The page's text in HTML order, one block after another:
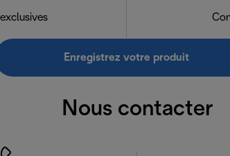
Enregistrez votre produit
Nous contacter